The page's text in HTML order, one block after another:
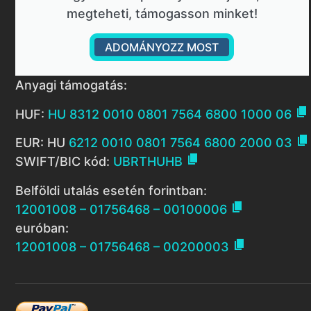
megteheti, támogasson minket!
ADOMÁNYOZZ MOST
Anyagi támogatás:
HUF: HU 8312 0010 0801 7564 6800 1000 06 
EUR: HU 6212 0010 0801 7564 6800 2000 03 
SWIFT/BIC kód: UBRTHUHB 
Belföldi utalás esetén forintban:
12001008 – 01756468 – 00100006 
euróban:
12001008 – 01756468 – 00200003 